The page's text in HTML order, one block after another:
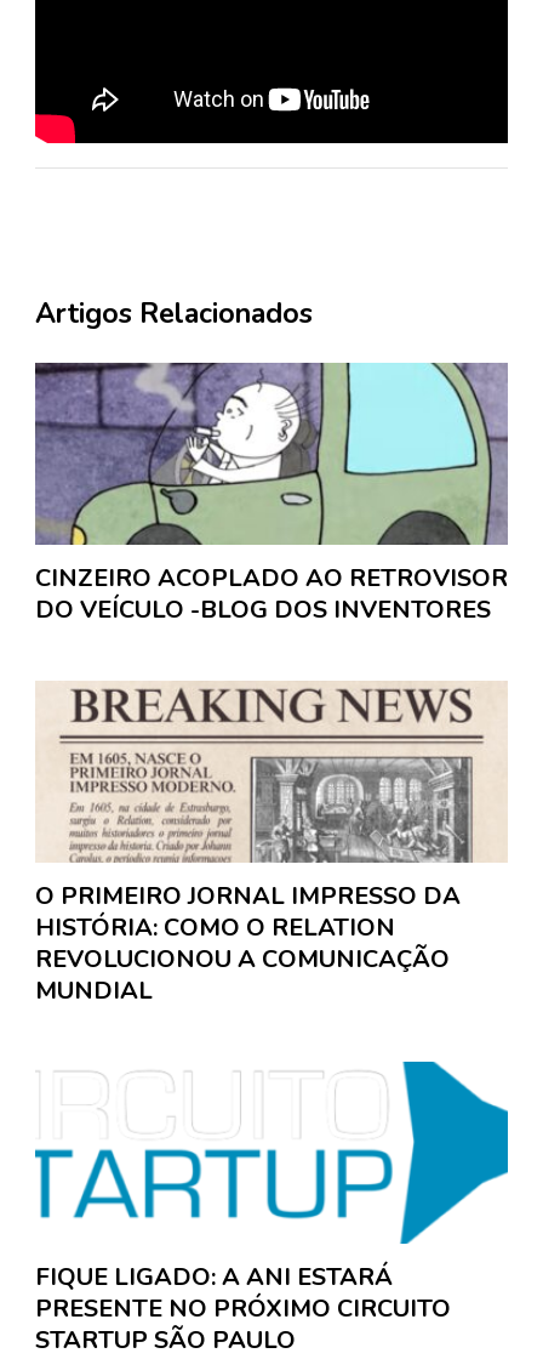
Artigos Relacionados
CINZEIRO ACOPLADO AO RETROVISOR
DO VEÍCULO -BLOG DOS INVENTORES
O PRIMEIRO JORNAL IMPRESSO DA
HISTÓRIA: COMO O RELATION
REVOLUCIONOU A COMUNICAÇÃO
MUNDIAL
FIQUE LIGADO: A ANI ESTARÁ
PRESENTE NO PRÓXIMO CIRCUITO
STARTUP SÃO PAULO